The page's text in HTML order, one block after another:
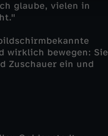
glaube, vielen in
wirklich bewegen: Sie
Zuschauer ein und